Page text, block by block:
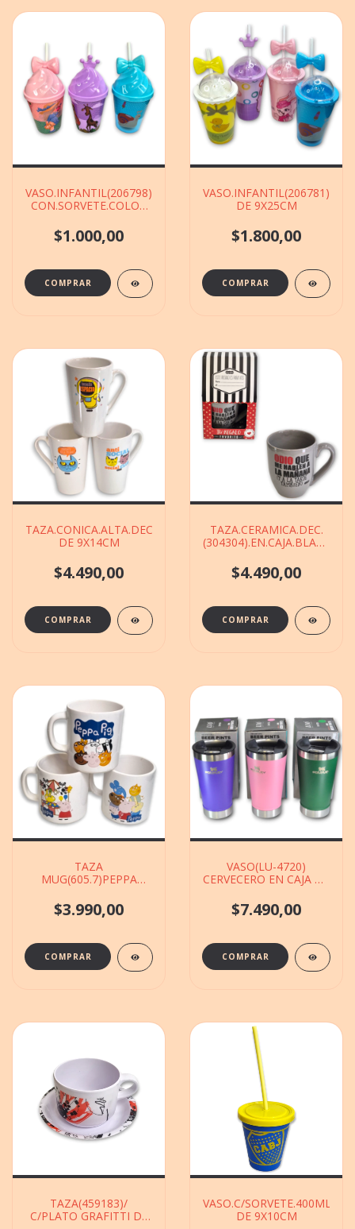
VASO.INFANTIL(206798)
CON.SORVETE.COLOR
$1.000,00
DE 9X25CM
$1.800,00
TAZA.CONICA.ALTA.DEC(306306)CERAMICA
DE 9X14CM
$4.490,00
TAZA.CERAMICA.DEC.
(304304).EN.CAJA.BLANCA
$4.490,00
TAZA
MUG(605.7)PEPPA
DE 9X9CM
$3.990,00
VASO(LU-4720)
CERVECERO EN CAJA DE
$7.490,00
TAZA(459183)/
C/PLATO GRAFITTI DE
VASO.C/
DE 9X10CM